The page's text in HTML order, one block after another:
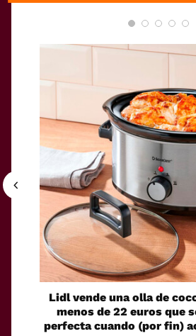
Lidl vende una olla de
menos de 22 euros que
perfecta cuando (por fin)